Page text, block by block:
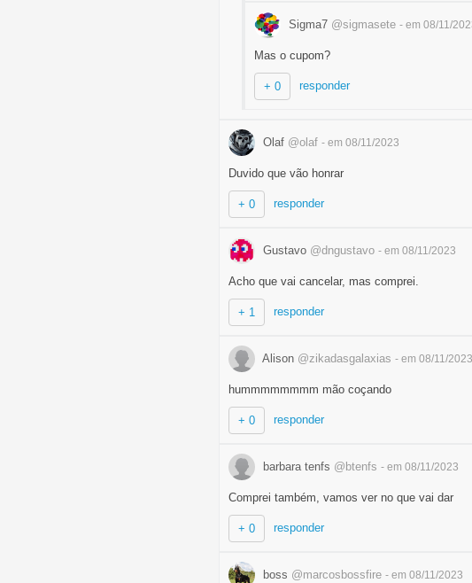
Sigma7 @sigmasete - em 08/11/
Mas o cupom?
+ 0 responder
Olaf @olaf - em 08/11/2023
Duvido que vão honrar
+ 0 responder
Gustavo @dngustavo - em 08/11/2023
Acho que vai cancelar, mas comprei.
+ 1 responder
Alison @zikadasgalaxias - em 08/11/2023
hummmmmmmm mão coçando
+ 0 responder
barbara tenfs @btenfs - em 08/11/2023
Comprei também, vamos ver no que vai dar
+ 0 responder
boss @marcosbossfire - em 08/11/2023